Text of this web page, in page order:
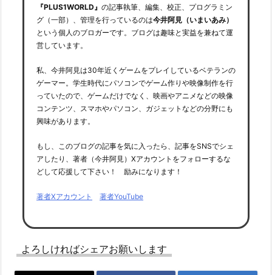
『PLUS1WORLD』 の記事執筆、編集、校正、プログラミン
グ（一部）、管理を行っているのは今井阿見（いまいあみ）
という個人のブロガーです。ブログは趣味と実益を兼ねて運
営しています。
私、今井阿見は30年近くゲームをプレイしているベテランの
ゲーマー。学生時代にパソコンでゲーム作りや映像制作を行
っていたので、ゲームだけでなく、映画やアニメなどの映像
コンテンツ、スマホやパソコン、ガジェットなどの分野にも
興味があります。
もし、このブログの記事を気に入ったら、記事をSNSでシェ
アしたり、著者（今井阿見）Xアカウントをフォローするな
どして応援して下さい！ 励みになります！
著者Xアカウント 著者YouTube
よろしければシェアお願いします